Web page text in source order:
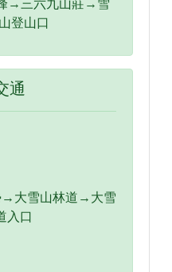
→三六九山莊→雪
登山口
通
→大雪山林道→大雪
入口